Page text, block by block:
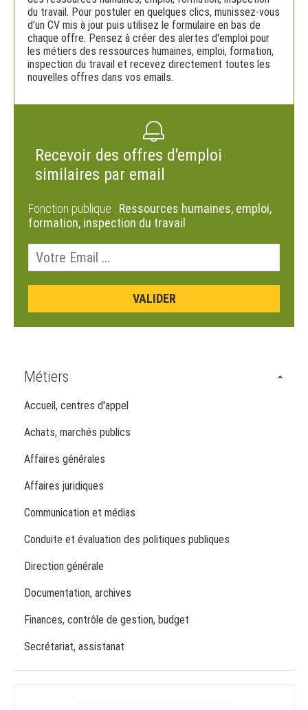
du travail. Pour postuler en quelques clics, munissez-vous
d'un CV mis à jour puis utilisez le formulaire en bas de
chaque offre. Pensez à créer des alertes d'emploi pour
les métiers des ressources humaines, emploi, formation,
inspection du travail et recevez directement toutes les
nouvelles offres dans vos emails.
Recevoir des offres d'emploi
similaires par email
Fonction publique : Ressources humaines, emploi,
formation, inspection du travail
Métiers
Accueil, centres d'appel
Achats, marchés publics
Affaires générales
Affaires juridiques
Communication et médias
Conduite et évaluation des politiques publiques
Direction générale
Documentation, archives
Finances, contrôle de gestion, budget
Secrétariat, assistanat